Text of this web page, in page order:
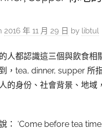
2016 年 11 月 29 日 by libtul
人都認識這三個與飲食相
，tea, dinner, supper 所
的身份、社會背景、地域
： ‘Come before tea